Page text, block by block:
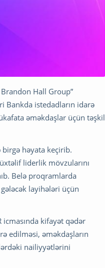
Hall Group”
Bankda istedadların idarə
əməkdaşlar üçün təşkil
birgə həyata keçirib.
liderlik mövzularını
Belə proqramlarda
layihələri üçün
kifayət qədər
edilməsi, əməkdaşların
nailiyyətlərini